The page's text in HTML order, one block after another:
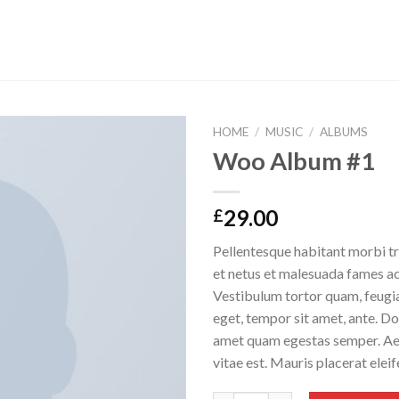
HOME / MUSIC / ALBUMS
Woo Album #1
£29.00
Pellentesque habitant morbi
et netus et malesuada fames
Vestibulum tortor quam,
eget, tempor sit amet, ante.
amet quam egestas semper.
vitae est. Mauris placerat